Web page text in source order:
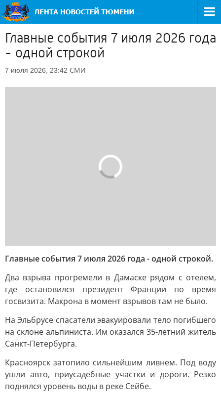
Главные события 7 июля 2026 года
- одной строкой
7 июля 2026, 23:42 СМИ
Главные события 7 июля 2026 года - одной строкой.
Два взрыва прогремели в Дамаске рядом с отелем,
где остановился президент Франции по время
госвизита. Макрона в момент взрывов там не было.
На Эльбрусе спасатели эвакуировали тело погибшего
на склоне альпиниста. Им оказался 35-летний житель
Санкт-Петербурга.
Красноярск затопило сильнейшим ливнем. Под воду
ушли авто, приусадебные участки и дороги. Резко
поднялся уровень воды в реке Сейбе.